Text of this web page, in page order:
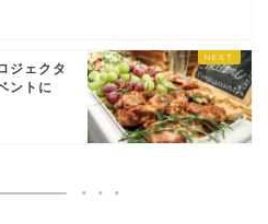
ジェクタ
ントに